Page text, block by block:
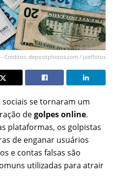
Créditos: depositphotos.com / joelfotos
se tornaram um
degolpes online.
plataformas, os golpistas
de enganar usuários
e contas falsas são
utilizadas para atrair